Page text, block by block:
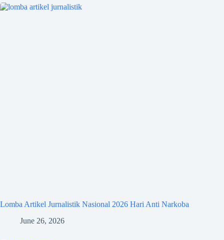
Lomba Artikel Jurnalistik Nasional 2026 Hari Anti Narkoba
June 26, 2026